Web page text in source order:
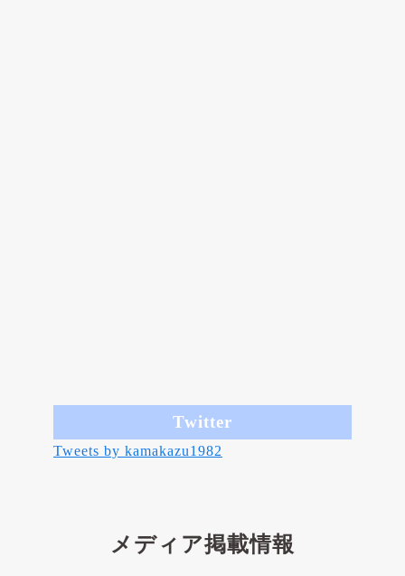
Twitter
Tweets by kamakazu1982
メディア掲載情報